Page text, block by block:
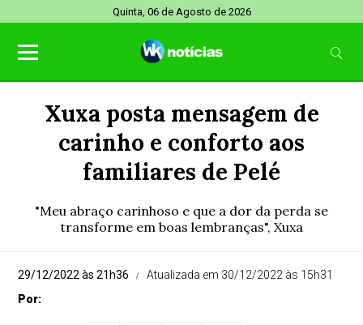
Quinta, 06 de Agosto de 2026
Xuxa posta mensagem de
carinho e conforto aos
familiares de Pelé
"Meu abraço carinhoso e que a dor da perda se
transforme em boas lembranças", Xuxa
29/12/2022 às 21h36
Atualizada em 30/12/2022 às 15h31
Por: